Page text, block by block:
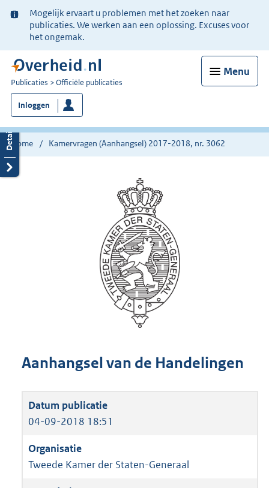
Ter
informatie:
Mogelijk ervaart u problemen met het zoeken naar
publicaties. We werken aan een oplossing. Excuses voor
het ongemak.
Menu
U
bent
nu
hier:
Publicaties Officiële publicaties
Inloggen
Home Kamervragen (Aanhangsel) 2017-2018, nr. 3062
Aanhangsel van de Handelingen
04-09-2018 18:51
Tweede Kamer der Staten-Generaal